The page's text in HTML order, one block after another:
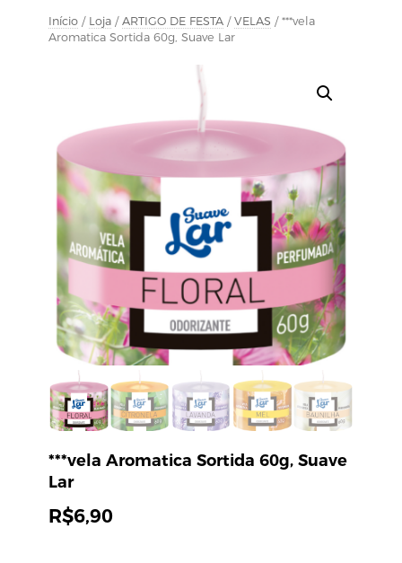
Início / Loja / ARTIGO DE FESTA / VELAS / ***vela
Aromatica Sortida 60g, Suave Lar
***vela Aromatica Sortida 60g, Suave
Lar
R$6,90